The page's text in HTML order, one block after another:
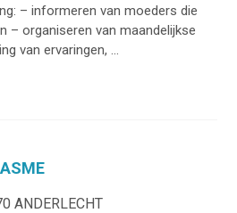
– informeren van moeders die
– organiseren van maandelijkse
van ervaringen, ...
ANDERLECHT